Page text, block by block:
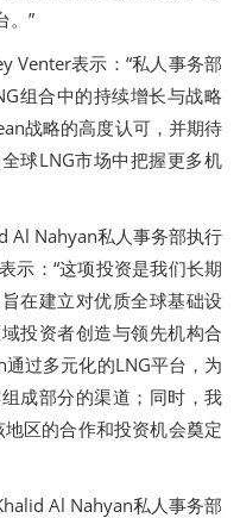
。”
Venter表示：“私人事务部
组合中的持续增长与战略
战略的高度认可，并期待
球LNG市场中把握更多机
Al Nahyan私人事务部执行
示：“这项投资是我们长期
在建立对优质全球基础设
投资者创造与领先机构合
过多元化的LNG平台，为
成部分的渠道；同时，我
区的合作和投资机会奠定
Al Nahyan私人事务部